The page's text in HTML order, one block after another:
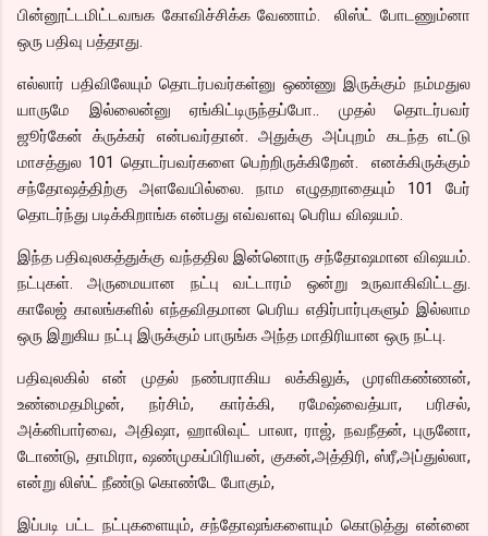
பின்னூட்டமிட்டவஙக கோவிச்சிக்க வேணாம். லிஸ்ட் போடணும்னா
ஒரு பதிவு பத்தாது.
எல்லார் பதிவிலேயும் தொடர்பவர்கள்னு ஒண்ணு இருக்கும் நம்மதுல
யாருமே இல்லைன்னு ஏங்கிட்டிருந்தப்போ.. முதல் தொடர்பவர்
ஜூர்கேன் க்ருக்கர் என்பவர்தான். அதுக்கு அப்புறம் கடந்த எட்டு
மாசத்துல 101 தொடர்பவர்களை பெற்றிருக்கிறேன். எனக்கிருக்கும்
சந்தோஷத்திற்கு அளவேயில்லை. நாம எழுதறாதையும் 101 பேர்
தொடர்ந்து படிக்கிறாங்க என்பது எவ்வளவு பெரிய விஷயம்.
இந்த பதிவுலகத்துக்கு வந்ததில இன்னொரு சந்தோஷமான விஷயம்.
நட்புகள். அருமையான நட்பு வட்டாரம் ஒன்று உருவாகிவிட்டது.
காலேஜ் காலங்களில் எந்தவிதமான பெரிய எதிர்பார்புகளும் இல்லாம
ஒரு இறுகிய நட்பு இருக்கும் பாருங்க அந்த மாதிரியான ஒரு நட்பு.
பதிவுலகில் என் முதல் நண்பராகிய லக்கிலுக், முரளிகண்ணன்,
உண்மைதமிழன், நர்சிம், கார்க்கி, ரமேஷ்வைத்யா, பரிசல்,
அக்னிபார்வை, அதிஷா, ஹாலிவுட் பாலா, ராஜ், நவநீதன், புருனோ,
டோண்டு, தாமிரா, ஷண்முகப்பிரியன், குகன்,அத்திரி, ஸ்ரீ,அப்துல்லா,
என்று லிஸ்ட் நீண்டு கொண்டே போகும்,
இப்படி பட்ட நட்புகளையும், சந்தோஷங்களையும் கொடுத்து என்னை